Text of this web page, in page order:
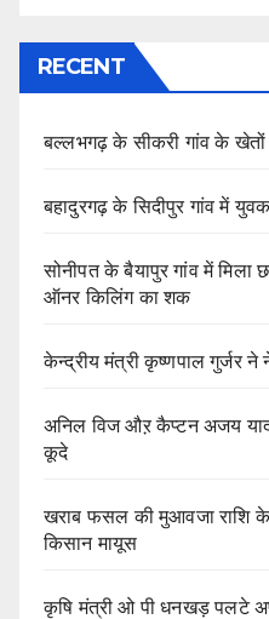
RECENT
बल्लभगढ़ के सीकरी गांव के
बहादुरगढ़ के सिदीपुर गांव में
सोनीपत के बैयापुर गांव में मिला
ऑनर किलिंग का शक
केन्द्रीय मंत्री कृष्णपाल गुर्जर
अनिल विज औऱ कैप्टन अजय
कूदे
खराब फसल की मुआवजा राशि
किसान मायूस
कृषि मंत्री ओ पी धनखड़ पलटे